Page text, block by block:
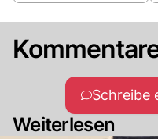
Schreibe
Weiterlesen